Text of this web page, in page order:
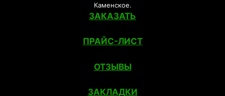
Каменское.
ЗАКАЗАТЬ
ПРАЙС-ЛИСТ
ОТЗЫВЫ
ЗАКЛАДКИ